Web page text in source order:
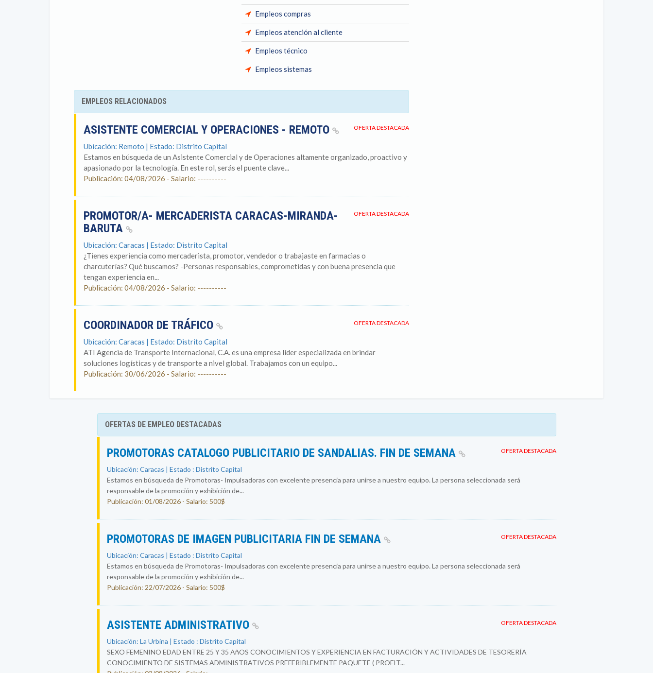
Empleos compras
Empleos atención al cliente
Empleos técnico
Empleos sistemas
EMPLEOS RELACIONADOS
OFERTA DESTACADA
ASISTENTE COMERCIAL Y OPERACIONES - REMOTO
Ubicación: Remoto | Estado: Distrito Capital
Estamos en búsqueda de un Asistente Comercial y de Operaciones altamente organizado, proactivo y
apasionado por la tecnología. En este rol, serás el puente clave...
Publicación: 04/08/2026 - Salario: ----------
OFERTA DESTACADA
PROMOTOR/A- MERCADERISTA CARACAS-MIRANDA-
BARUTA
Ubicación: Caracas | Estado: Distrito Capital
¿Tienes experiencia como mercaderista, promotor, vendedor o trabajaste en farmacias o
charcuterías? Qué buscamos? -Personas responsables, comprometidas y con buena presencia que
tengan experiencia en...
Publicación: 04/08/2026 - Salario: ----------
OFERTA DESTACADA
COORDINADOR DE TRÁFICO
Ubicación: Caracas | Estado: Distrito Capital
ATI Agencia de Transporte Internacional, C.A. es una empresa líder especializada en brindar
soluciones logísticas y de transporte a nivel global. Trabajamos con un equipo...
Publicación: 30/06/2026 - Salario: ----------
OFERTAS DE EMPLEO DESTACADAS
OFERTA DESTACADA
PROMOTORAS CATALOGO PUBLICITARIO DE SANDALIAS. FIN DE SEMANA
Ubicación: Caracas | Estado : Distrito Capital
Estamos en búsqueda de Promotoras- Impulsadoras con excelente presencia para unirse a nuestro equipo. La persona seleccionada será
responsable de la promoción y exhibición de...
Publicación: 01/08/2026 - Salario: 500$
OFERTA DESTACADA
PROMOTORAS DE IMAGEN PUBLICITARIA FIN DE SEMANA
Ubicación: Caracas | Estado : Distrito Capital
Estamos en búsqueda de Promotoras- Impulsadoras con excelente presencia para unirse a nuestro equipo. La persona seleccionada será
responsable de la promoción y exhibición de...
Publicación: 22/07/2026 - Salario: 500$
OFERTA DESTACADA
ASISTENTE ADMINISTRATIVO
Ubicación: La Urbina | Estado : Distrito Capital
SEXO FEMENINO EDAD ENTRE 25 Y 35 AñOS CONOCIMIENTOS Y EXPERIENCIA EN FACTURACIÓN Y ACTIVIDADES DE TESORERÍA
CONOCIMIENTO DE SISTEMAS ADMINISTRATIVOS PREFERIBLEMENTE PAQUETE ( PROFIT...